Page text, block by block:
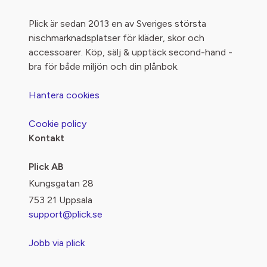
Plick är sedan 2013 en av Sveriges största
nischmarknadsplatser för kläder, skor och
accessoarer. Köp, sälj & upptäck second-hand -
bra för både miljön och din plånbok.
Hantera cookies
Cookie policy
Kontakt
Plick AB
Kungsgatan 28
753 21 Uppsala
support@plick.se
Jobb via plick